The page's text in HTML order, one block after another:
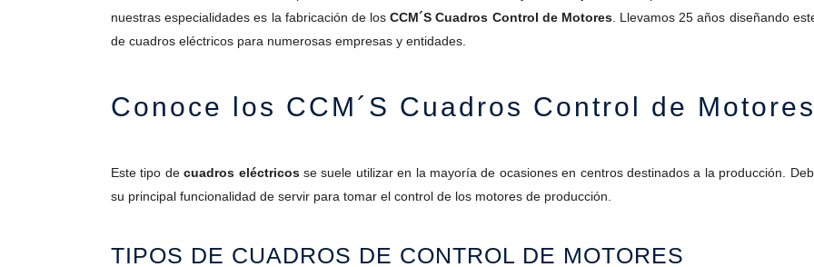
nuestras especialidades es la fabricación de losCCM´S Cuadros Control de Motores. Llevamos 25 años diseñando
de cuadros eléctricos para numerosas empresas y entidades.
Conoce los CCM´S Cuadros Control de
Este tipo decuadros eléctricosse suele utilizar en la mayoría de ocasiones en centros destinados a la producción.
su principal funcionalidad de servir para tomar el control de los motores de producción.
TIPOS DE CUADROS DE CONTROL DE MOTORES